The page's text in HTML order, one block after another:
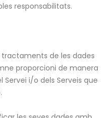
responsabilitats.
tractaments de les dades
proporcioni de manera
i/o dels Serveis que